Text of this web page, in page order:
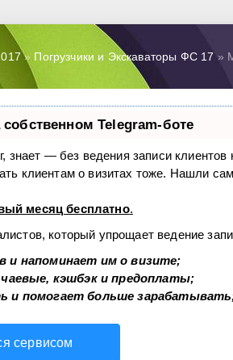
» Погрузчики и Экскаваторы ФС 17 »
Telegram-боте
знает — без ведения записи
клиентам о визитах тоже. Нашли
месяц бесплатно.
который упрощает ведение
и напоминает им о визите;
кэшбэк и предоплаты;
и помогает больше
сервисом